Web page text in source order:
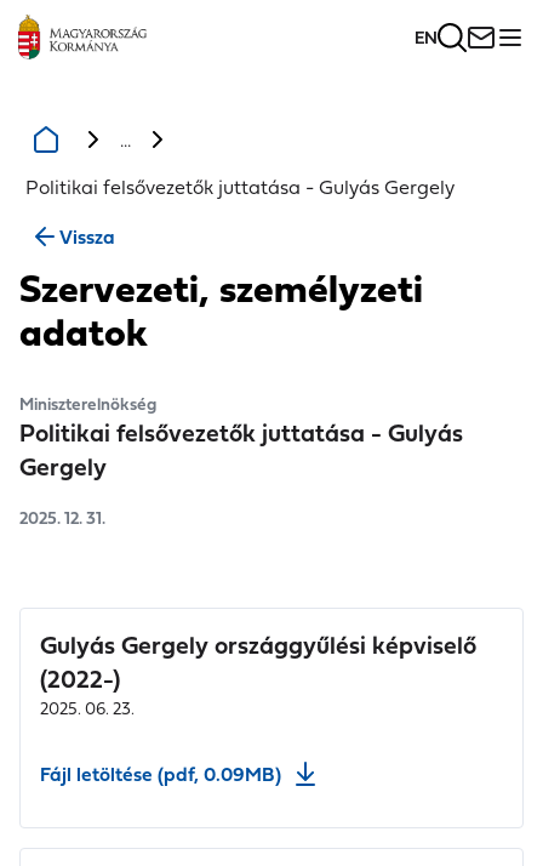
EN
...
Politikai felsővezetők juttatása - Gulyás Gergely
Vissza
Szervezeti, személyzeti
adatok
Miniszterelnökség
Politikai felsővezetők juttatása - Gulyás
Gergely
2025. 12. 31.
Gulyás Gergely országgyűlési képviselő
(2022-)
2025. 06. 23.
Fájl letöltése (pdf, 0.09MB)